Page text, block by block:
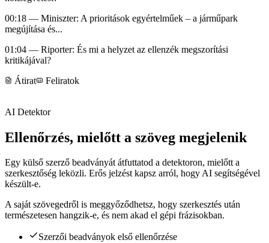
00:18 — Miniszter: A prioritások egyértelműek – a járműpark
megújítása és...
01:04 — Riporter: És mi a helyzet az ellenzék megszorítási
kritikájával?
Átirat
Feliratok
AI Detektor
Ellenőrzés, mielőtt a szöveg megjelenik
Egy külső szerző beadványát átfuttatod a detektoron, mielőtt a
szerkesztőség leközli. Erős jelzést kapsz arról, hogy AI segítségével
készült-e.
A saját szövegedről is meggyőződhetsz, hogy szerkesztés után
természetesen hangzik-e, és nem akad el gépi frázisokban.
Szerzői beadványok első ellenőrzése